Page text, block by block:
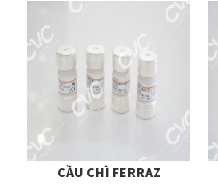
CẦU CHÌ FERRAZ